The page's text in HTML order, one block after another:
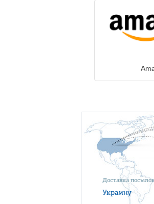
Доставка
Украину